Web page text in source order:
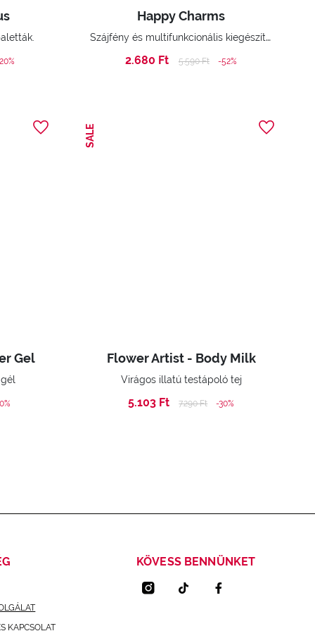
from
Happy Charms
Szájfény és multifunkcionális kiegészítők
2.680 Ft
Price reduced from
5.590 Ftto -52%
Gel
from
SALE
Flower Artist - Body Milk
Virágos illatú testápoló tej
5.103 Ft Price reduced from
7.290 Ftto -30%
KAPCSOLAT
KÖVESS BENNÜNKET